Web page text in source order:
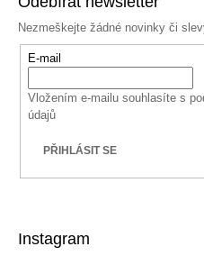
Nezmeškejte žádné novinky či
E-mail
Vložením e-mailu souhlasíte s
údajů
PŘIHLÁSIT SE
Instagram